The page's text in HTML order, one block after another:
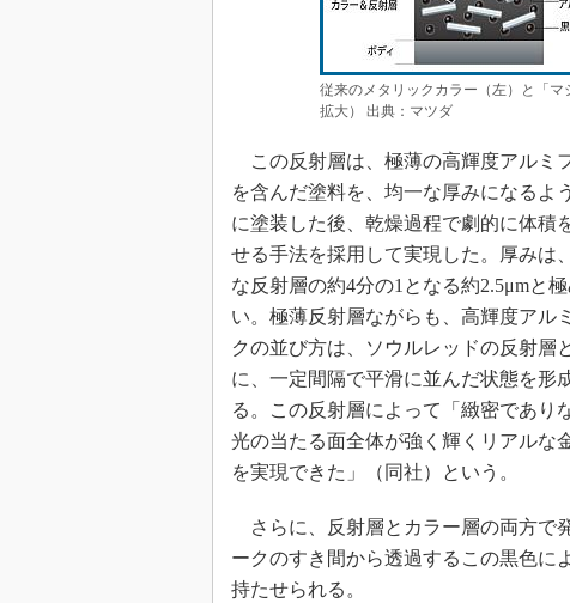
従来のメタリックカラー（左）と「
拡大） 出典：マツダ
この反射層は、極薄の高輝度アルミ
を含んだ塗料を、均一な厚みになるよ
に塗装した後、乾燥過程で劇的に体積
せる手法を採用して実現した。厚みは
な反射層の約4分の1となる約2.5μmと
い。極薄反射層ながらも、高輝度アル
クの並び方は、ソウルレッドの反射層
に、一定間隔で平滑に並んだ状態を形
る。この反射層によって「緻密であり
光の当たる面全体が強く輝くリアルな
を実現できた」（同社）という。
さらに、反射層とカラー層の両方で
ークのすき間から透過するこの黒色に
持たせられる。